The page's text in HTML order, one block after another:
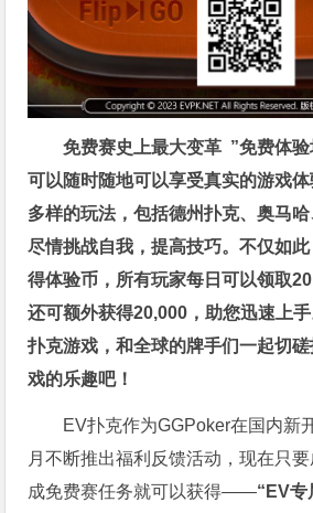
免费赛史上最大变革 ”免费体
可以随时随地可以享受真实的游戏
多样的玩法，包括德州扑克、奥马
尽情挑战自我，提高技巧。不仅如
得体验币，所有玩家每日可以领取
还可额外获得20,000，助您迅速上手
扑克游戏，和全球的牌手们一起切
戏的乐趣吧！
EV扑克作为GGPoker在国内新
月不断推出福利反馈活动，现在只
成免费赛任务就可以获得——“EV专